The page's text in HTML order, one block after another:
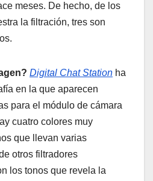
meses. De hecho, de los
la filtración, tres son
Digital Chat Station ha
en la que aparecen
para el módulo de cámara
cuatro colores muy
que llevan varias
otros filtradores
los tonos que revela la